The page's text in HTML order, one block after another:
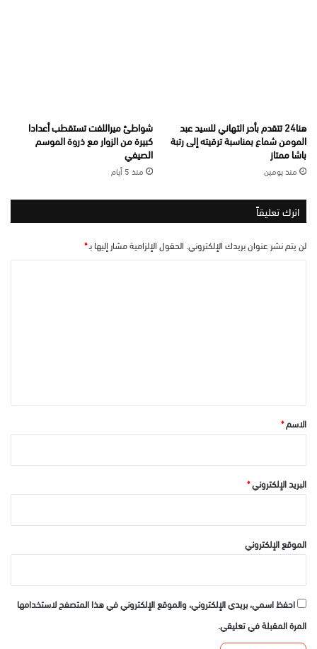
هنا24 تتقدم بأحر التهاني للسيد عبد
المومن شماع بمناسبة ترقيته إلى رتبة
باشا ممتاز
منذ يومين
شواطئ ميراللفت تستقطب أعدادا
كبيرة من الزوار مع ذروة الموسم
الصيفي
منذ 5 أيام
اترك تعليقاً
لن يتم نشر عنوان بريدك الإلكتروني. الحقول الإلزامية مشار إليها بـ*
*الاسم*
البريد الإلكتروني*
الموقع الإلكتروني
احفظ اسمي، بريدي الإلكتروني، والموقع الإلكتروني في هذا المتصفح لاستخدامها
المرة المقبلة في تعليقي.